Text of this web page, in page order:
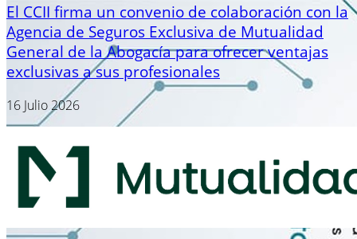
El CCII firma un convenio de colaboración con la
Agencia de Seguros Exclusiva de Mutualidad
General de la Abogacía para ofrecer ventajas
exclusivas a sus profesionales
16 Julio 2026